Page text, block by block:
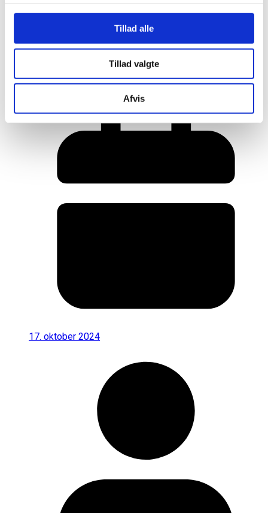
Tillad alle
Tillad valgte
Afvis
Her er alle vinderne fra årets Danish
Rainbow Awards
17. oktober 2024